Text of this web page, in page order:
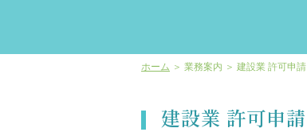
ホーム ＞ 業務案内 ＞ 建設業 許可申請
建設業 許可申請